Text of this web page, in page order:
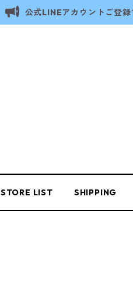
公式LINEアカウントご登
STORE LIST SHIPPING